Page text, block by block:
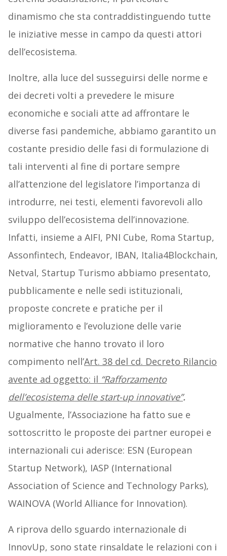
dinamismo che sta contraddistinguendo tutte
le iniziative messe in campo da questi attori
dell’ecosistema.
Inoltre, alla luce del susseguirsi delle norme e
dei decreti volti a prevedere le misure
economiche e sociali atte ad affrontare le
diverse fasi pandemiche, abbiamo garantito un
costante presidio delle fasi di formulazione di
tali interventi al fine di portare sempre
all’attenzione del legislatore l’importanza di
introdurre, nei testi, elementi favorevoli allo
sviluppo dell’ecosistema dell’innovazione.
Infatti, insieme a AIFI, PNI Cube, Roma Startup,
Assonfintech, Endeavor, IBAN, Italia4Blockchain,
Netval, Startup Turismo abbiamo presentato,
pubblicamente e nelle sedi istituzionali,
proposte concrete e pratiche per il
miglioramento e l’evoluzione delle varie
normative che hanno trovato il loro
compimento nell’Art. 38 del cd. Decreto Rilancio
avente ad oggetto: il “Rafforzamento
dell’ecosistema delle start-up innovative”.
Ugualmente, l’Associazione ha fatto sue e
sottoscritto le proposte dei partner europei e
internazionali cui aderisce: ESN (European
Startup Network), IASP (International
Association of Science and Technology Parks),
WAINOVA (World Alliance for Innovation).
A riprova dello sguardo internazionale di
InnovUp, sono state rinsaldate le relazioni con i